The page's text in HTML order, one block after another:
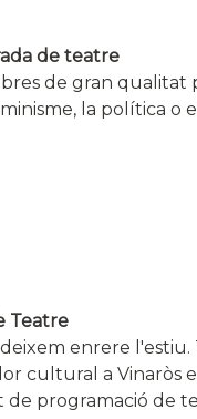
de teatre
de gran
la política o
Teatre
enrere
cultural a Vinaròs
programació de